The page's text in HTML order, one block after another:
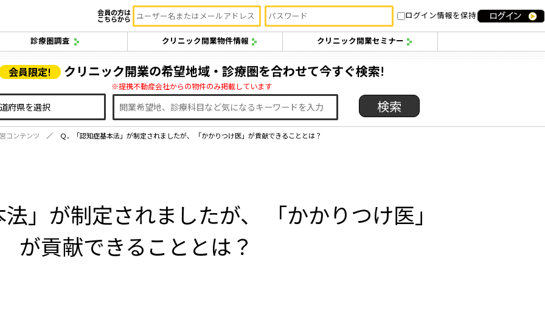
会員の方は
こちらから
ログイン情報を保持
診療圏調査 クリニック開業物件情報 クリニック開業セミナー
会員限定! クリニック開業の希望地域・診療圏を合わせて今すぐ検索!
※提携不動産会社からの物件のみ掲載しています
コンテンツ Ｑ．「認知症基本法」が制定されましたが、 「かかりつけ医」が貢献できることとは？
」が制定されましたが、 「かかりつけ医」
が貢献できることとは？